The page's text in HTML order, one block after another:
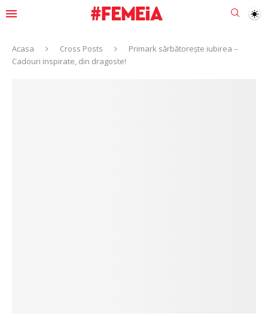
Acasa Cross Posts
Primark sărbătorește iubirea –
Cadouri inspirate, din dragoste!